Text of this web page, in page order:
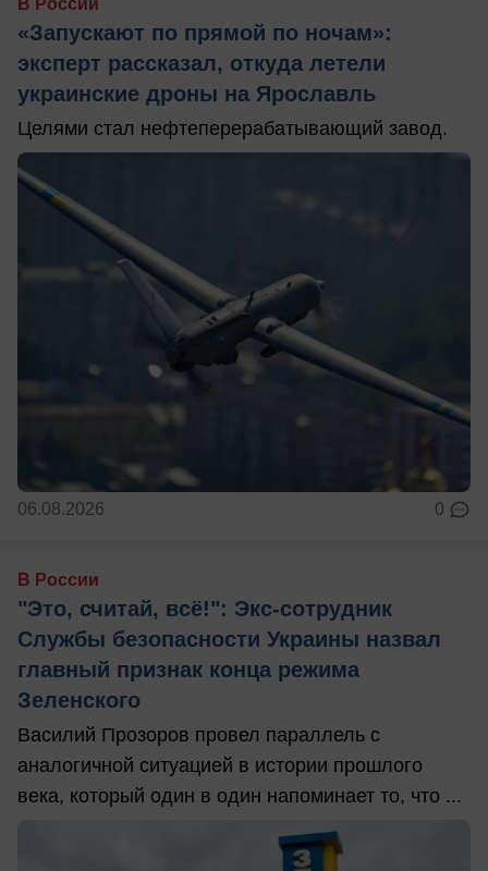
В России
«Запускают по прямой по ночам»:
эксперт рассказал, откуда летели
украинские дроны на Ярославль
Целями стал нефтеперерабатывающий завод.
06.08.2026 0
В России
"Это, считай, всё!": Экс-сотрудник
Службы безопасности Украины назвал
главный признак конца режима
Зеленского
Василий Прозоров провел параллель с
аналогичной ситуацией в истории прошлого
века, который один в один напоминает то, что ...